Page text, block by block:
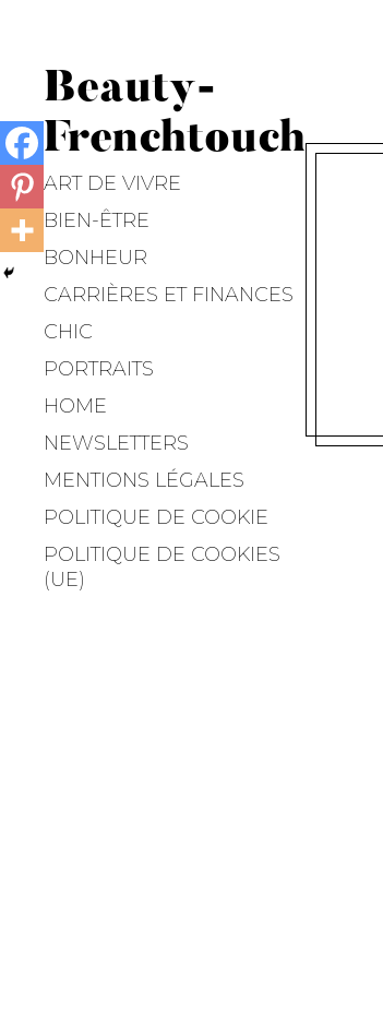
Beauty-
Frenchtouch
ART DE VIVRE
BIEN-ÊTRE
BONHEUR
CARRIÈRES ET FINANCES
CHIC
PORTRAITS
HOME
NEWSLETTERS
MENTIONS LÉGALES
POLITIQUE DE COOKIE
POLITIQUE DE COOKIES
(UE)